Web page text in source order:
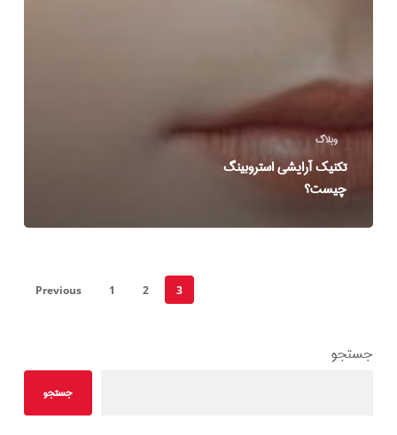
وبلاگ
تکنیک آرایشی استروبینگ
چیست؟
Previous 1 2 3
جستجو
جستجو